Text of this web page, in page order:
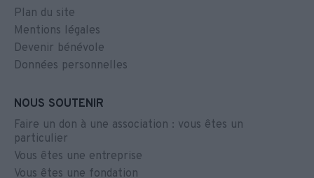
Plan du site
Mentions légales
Devenir bénévole
Données personnelles
NOUS SOUTENIR
Faire un don à une association : vous êtes un
particulier
Vous êtes une entreprise
Vous êtes une fondation